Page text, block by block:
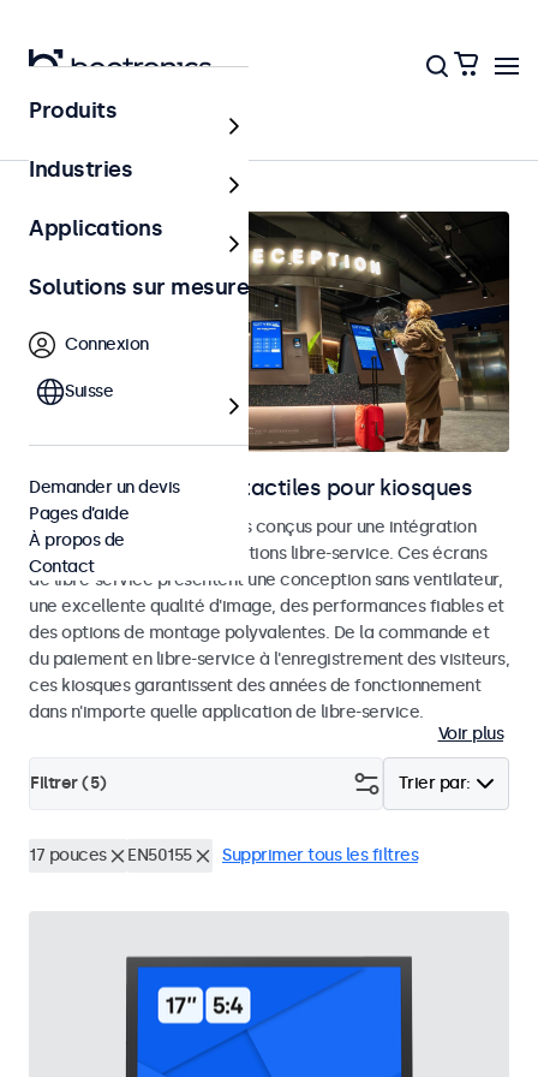
Bornes et libre-service
Moniteurs et écrans tactiles pour kiosques
Moniteurs et écrans tactiles conçus pour une intégration
dans les kiosques et les solutions libre-service. Ces écrans
de libre-service présentent une conception sans ventilateur,
une excellente qualité d'image, des performances fiables et
des options de montage polyvalentes. De la commande et
du paiement en libre-service à l'enregistrement des visiteurs,
ces kiosques garantissent des années de fonctionnement
dans n'importe quelle application de libre-service.
Voir plus
Trier par:
Filtrer (5)
17 pouces EN50155 Supprimer tous les filtres
Produits
Industries
Applications
Solutions sur mesure
Connexion
Suisse
Demander un devis
Pages d’aide
À propos de
Contact